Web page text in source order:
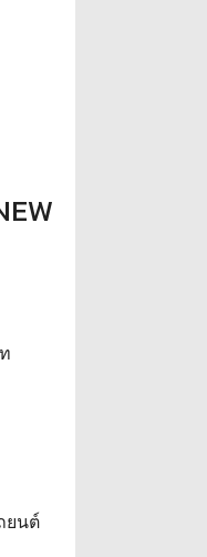
ยนต์